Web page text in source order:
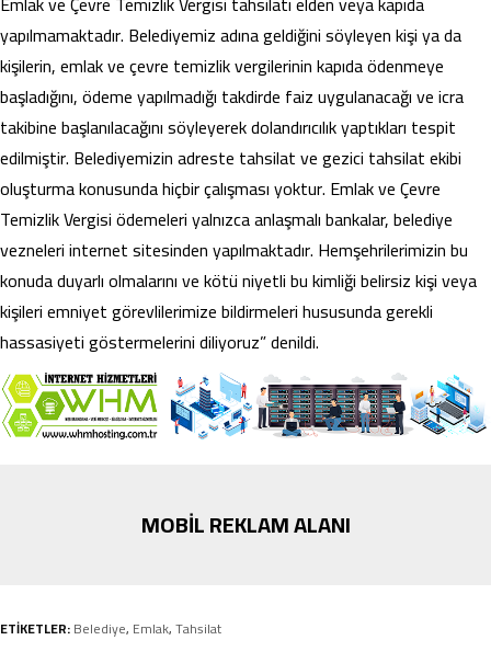
yapılmamaktadır. Belediyemiz adına geldiğini söyleyen kişi ya da
kişilerin, emlak ve çevre temizlik vergilerinin kapıda ödenmeye
başladığını, ödeme yapılmadığı takdirde faiz uygulanacağı ve icra
takibine başlanılacağını söyleyerek dolandırıcılık yaptıkları tespit
edilmiştir. Belediyemizin adreste tahsilat ve gezici tahsilat ekibi
oluşturma konusunda hiçbir çalışması yoktur. Emlak ve Çevre
Temizlik Vergisi ödemeleri yalnızca anlaşmalı bankalar, belediye
vezneleri internet sitesinden yapılmaktadır. Hemşehrilerimizin bu
konuda duyarlı olmalarını ve kötü niyetli bu kimliği belirsiz kişi veya
kişileri emniyet görevlilerimize bildirmeleri hususunda gerekli
hassasiyeti göstermelerini diliyoruz” denildi.
MOBİL REKLAM ALANI
ETİKETLER:Belediye, Emlak,Tahsilat